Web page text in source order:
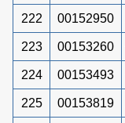
222 00152950
223 00153260
224 00153493
225 00153819